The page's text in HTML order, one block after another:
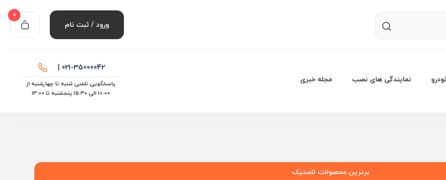
ورود / ثبت نام
0
نمایندگی های نصب مجله خبری
021-35000042 |
پاسخگویی تلفنی شنبه تا چهارشنبه از
10:00 الی ۱۵:30 پنجشنبه تا 13:00
برترین محصولات لاستیک